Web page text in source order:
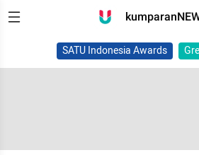
SATU Indonesia Awards